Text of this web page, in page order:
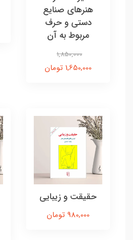
هنرهای صنایع
دستی و حرف
مربوط به آن
1,850,000
1,650,000 تومان
حقیقت و زیبایی
980,000 تومان